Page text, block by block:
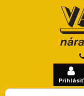
Prihlásiť